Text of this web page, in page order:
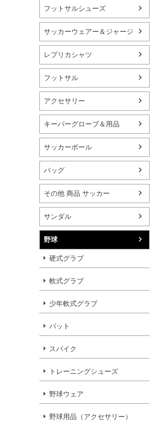
フットサルシューズ
サッカーウェアー＆ジャージ
レプリカシャツ
フットサル
アクセサリー
キーパーグローブ＆用品
サッカーボール
バッグ
その他 商品 サッカー
サンダル
野球
硬式グラブ
軟式グラブ
少年軟式グラブ
バット
スパイク
トレーニングシューズ
野球ウェア
野球用品（アクセサリー）